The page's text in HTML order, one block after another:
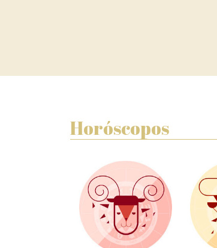
Horóscopos